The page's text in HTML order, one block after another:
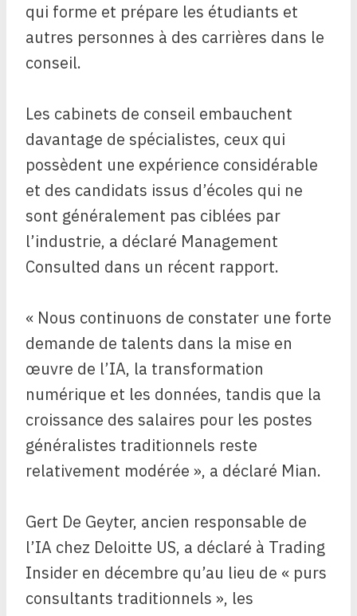
qui forme et prépare les étudiants et
autres personnes à des carrières dans le
conseil.
Les cabinets de conseil embauchent
davantage de spécialistes, ceux qui
possèdent une expérience considérable
et des candidats issus d’écoles qui ne
sont généralement pas ciblées par
l’industrie, a déclaré Management
Consulted dans un récent rapport.
« Nous continuons de constater une forte
demande de talents dans la mise en
œuvre de l’IA, la transformation
numérique et les données, tandis que la
croissance des salaires pour les postes
généralistes traditionnels reste
relativement modérée », a déclaré Mian.
Gert De Geyter, ancien responsable de
l’IA chez Deloitte US, a déclaré à Trading
Insider en décembre qu’au lieu de « purs
consultants traditionnels », les